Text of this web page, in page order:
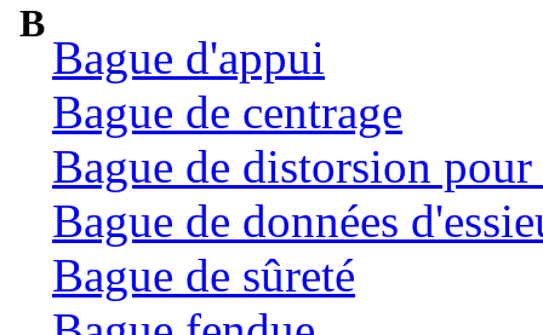
B
Bague d'appui
Bague de centrage
Bague de distorsion
Bague de données
Bague de sûreté